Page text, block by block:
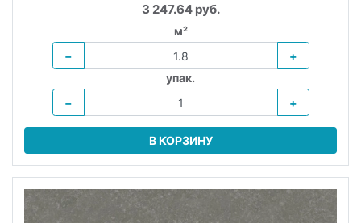
3 247.64 руб.
м²
−
+
упак.
−
+
В КОРЗИНУ